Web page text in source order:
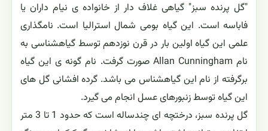
"گل پرنده سبز" گیاهی غلاف دار از خانواده ی نیام داران یا
فاباسه است. این گیاه بومی شمال استرالیا است. نامگذاری
علمی این گیاه اولین بار در قرن نوزدهم توسط گیاهشناسی به
نام Allan Cunningham صورت گرفت. نام گونه ی این گیاه
برگرفته از نام این گیاهشناس می باشد. گرده افشانی گل های
این گیاه توسط زنبورهای عسل انجام می گیرد.
گل پرنده سبز، درختچه ای چندساله است که حدود 1 تا 3 متر